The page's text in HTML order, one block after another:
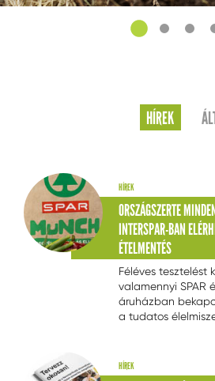
HÍREK
HÍREK
ORSZÁGSZERTE
INTERSPAR-BAN
ÉTELMENTÉS
Féléves tesztelést
valamennyi SPAR
áruházban
a tudatos
olcsóbban,
juthatnak hozzá
HÍREK